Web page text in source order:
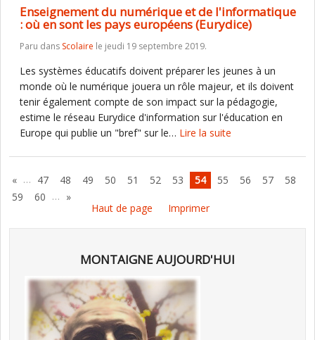
Enseignement du numérique et de l'informatique
: où en sont les pays européens (Eurydice)
Paru dans Scolaire le jeudi 19 septembre 2019.
Les systèmes éducatifs doivent préparer les jeunes à un
monde où le numérique jouera un rôle majeur, et ils doivent
tenir également compte de son impact sur la pédagogie,
estime le réseau Eurydice d'information sur l'éducation en
Europe qui publie un "bref" sur le… Lire la suite
« … 47 48 49 50 51 52 53 54 55 56 57
58
59
60 … »
Haut de page
Imprimer
MONTAIGNE AUJOURD'HUI